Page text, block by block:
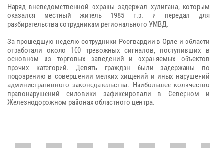
Наряд вневедомственной охраны задержал хулигана, которым
оказался местный житель 1985 г.р. и передал для
разбирательства сотрудникам регионального УМВД.
За прошедшую неделю сотрудники Росгвардии в Орле и области
отработали около 100 тревожных сигналов, поступивших в
основном из торговых заведений и охраняемых объектов
прочих категорий. Девять граждан были задержаны по
подозрению в совершении мелких хищений и иных нарушений
административного законодательства. Наибольшее количество
правонарушений силовики зафиксировали в Северном и
Железнодорожном районах областного центра.